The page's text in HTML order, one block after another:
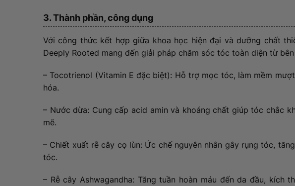
3. Thành phần, công dụng
Với công thức kết hợp giữa khoa học hiện đại và dưỡng chất
Deeply Rooted mang đến giải pháp chăm sóc tóc toàn diện từ
– Tocotrienol (Vitamin E đặc biệt): Hỗ trợ mọc tóc, làm mềm
hóa.
– Nước dừa: Cung cấp acid amin và khoáng chất giúp tóc chắc
mẽ.
– Chiết xuất rễ cây cọ lùn: Ức chế nguyên nhân gây rụng tóc,
tóc.
– Rễ cây Ashwagandha: Tăng tuần hoàn máu đến da đầu, kích